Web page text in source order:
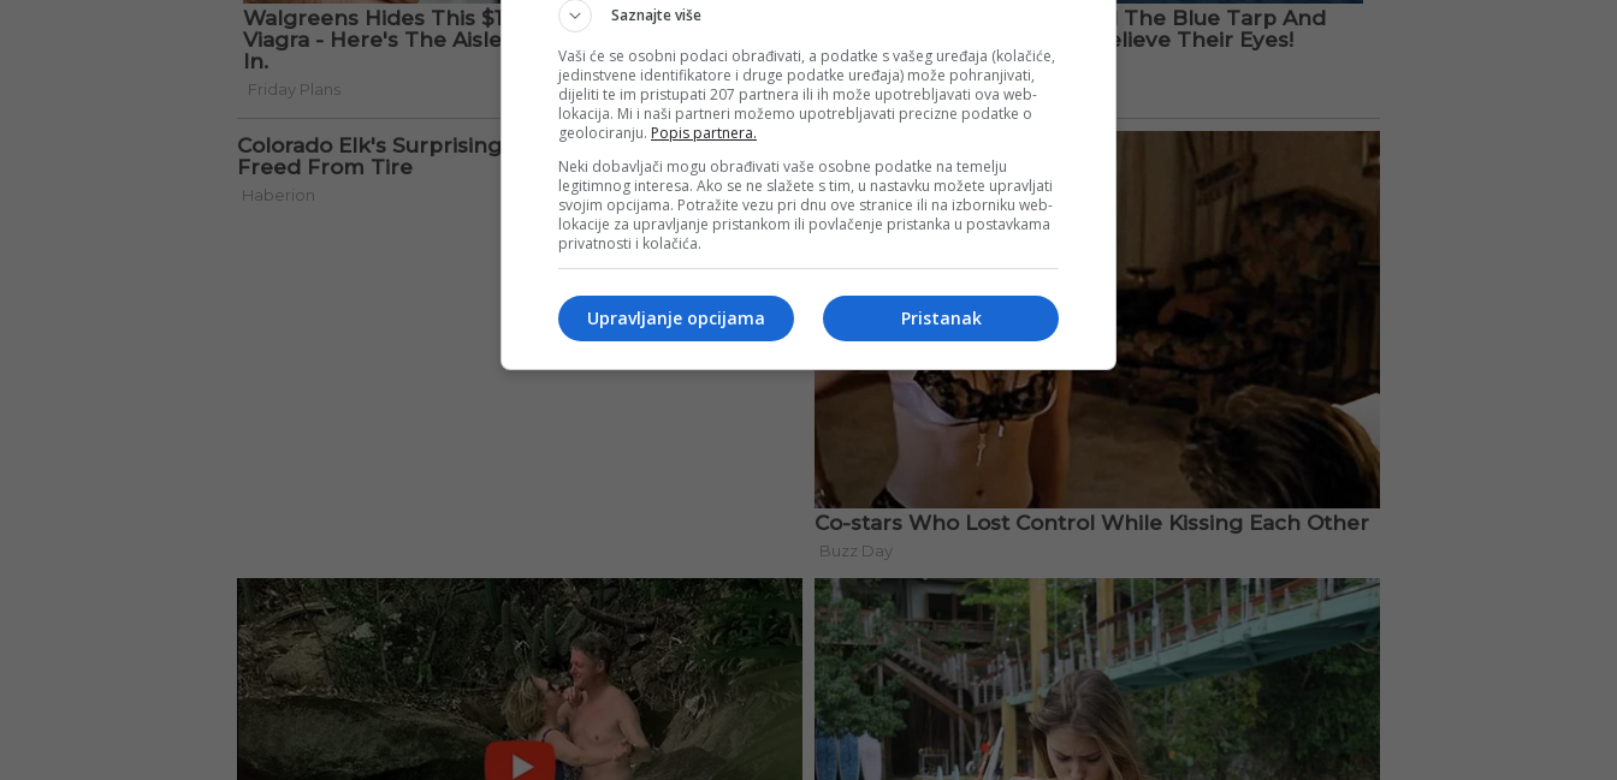
Saznajte više
Vaši će se osobni podaci obrađivati, a podatke s vašeg uređaja (kolačiće,
jedinstvene identifikatore i druge podatke uređaja) može pohranjivati,
dijeliti te im pristupati 207 partnera ili ih može upotrebljavati ova web-
lokacija. Mi i naši partneri možemo upotrebljavati precizne podatke o
geolociranju. Popis partnera.
Neki dobavljači mogu obrađivati vaše osobne podatke na temelju
legitimnog interesa. Ako se ne slažete s tim, u nastavku možete upravljati
svojim opcijama. Potražite vezu pri dnu ove stranice ili na izborniku web-
lokacije za upravljanje pristankom ili povlačenje pristanka u postavkama
privatnosti i kolačića.
Pristanak
Upravljanje opcijama